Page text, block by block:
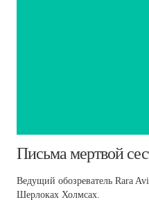
​Письма мертвой
Ведущий обозреватель Rara
Шерлоках Холмсах.